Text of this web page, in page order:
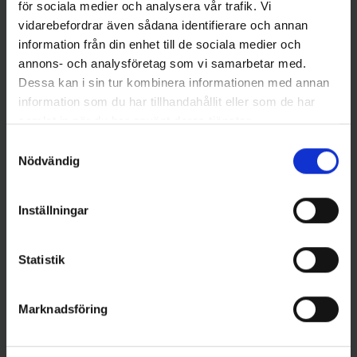
för sociala medier och analysera vår trafik. Vi
vidarebefordrar även sådana identifierare och annan
information från din enhet till de sociala medier och
annons- och analysföretag som vi samarbetar med.
Dessa kan i sin tur kombinera informationen med annan
information som du har tillhandahållit eller som de har
samlat in när du har använt deras tjänster.
Nödvändig
Inställningar
Statistik
Marknadsföring
JÄRVEN
Halibut Anti Twist Rig 350 gr -